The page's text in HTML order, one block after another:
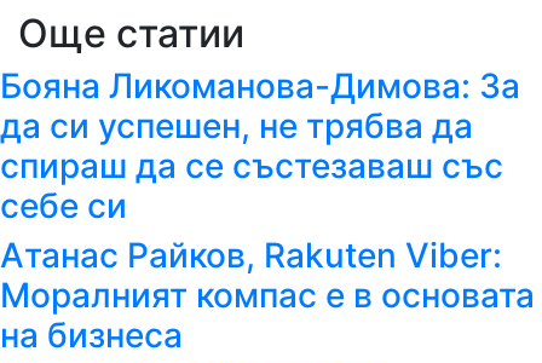
Още статии
Бояна Ликоманова-Димова: За
да си успешен, не трябва да
спираш да се състезаваш със
себе си
Атанас Райков, Rakuten Viber:
Моралният компас е в основата
на бизнеса